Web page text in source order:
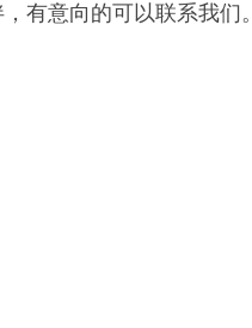
有意向的可以联系我们。